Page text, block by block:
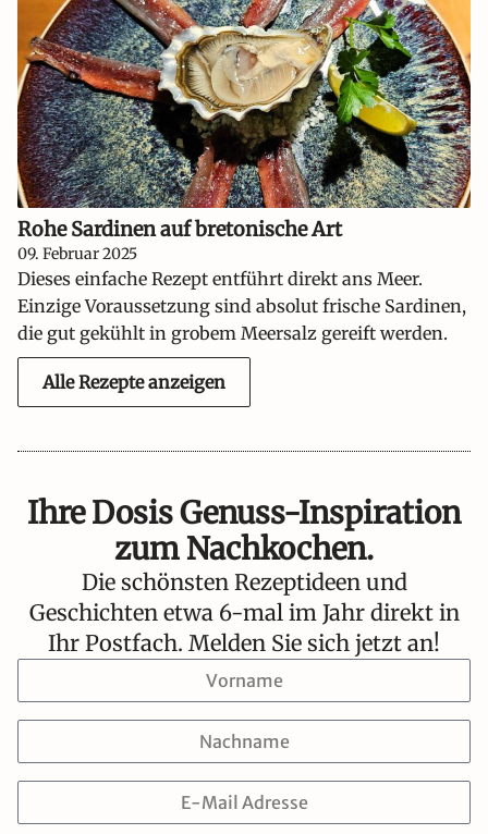
Rohe Sardinen auf bretonische Art
09. Februar 2025
Dieses einfache Rezept entführt direkt ans Meer.
Einzige Voraussetzung sind absolut frische Sardinen,
die gut gekühlt in grobem Meersalz gereift werden.
Alle Rezepte anzeigen
Ihre Dosis Genuss-Inspiration
zum Nachkochen.
Die schönsten Rezeptideen und
Geschichten etwa 6-mal im Jahr direkt in
Ihr Postfach. Melden Sie sich jetzt an!